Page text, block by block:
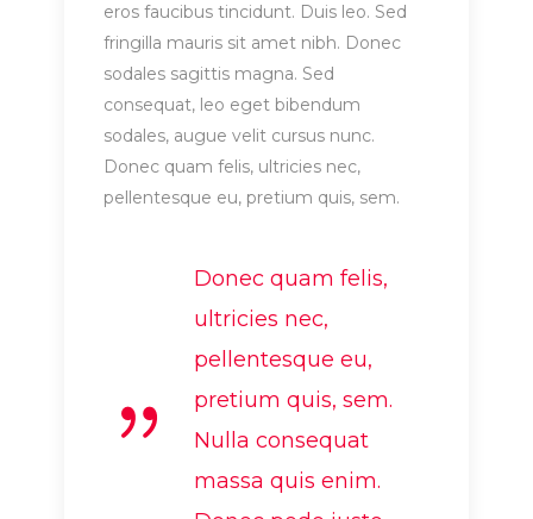
eros faucibus tincidunt. Duis leo. Sed
fringilla mauris sit amet nibh. Donec
sodales sagittis magna. Sed
consequat, leo eget bibendum
sodales, augue velit cursus nunc.
Donec quam felis, ultricies nec,
pellentesque eu, pretium quis, sem.
Donec quam felis,
ultricies nec,
pellentesque eu,
pretium quis, sem.
Nulla consequat
massa quis enim.